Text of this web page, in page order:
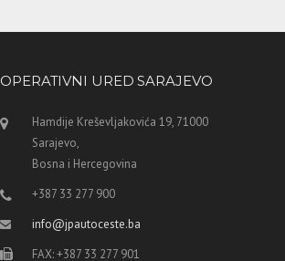
OPERATIVNI URED SARAJEVO
Hamdije Kreševljakovića 19, 71000
Sarajevo,
Bosna i Hercegovina
+387 33 277 900
info@jpautoceste.ba
FAX: +387 33 277 901